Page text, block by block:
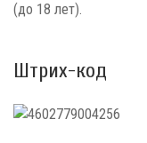
(до 18 лет).
Штрих-код